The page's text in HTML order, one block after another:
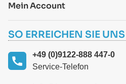
Mein Account
SO ERREICHEN SIE UNS
+49 (0)9122-888 447-0
Service-Telefon